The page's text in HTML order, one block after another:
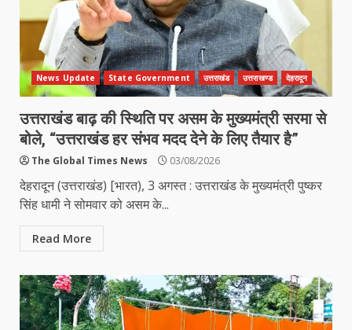
News Update State Government उत्तराखंड उत्तराखण्ड देहरादून
उत्तराखंड बाढ़ की स्थिति पर असम के मुख्यमंत्री सरमा से
बोले, “उत्तराखंड हर संभव मदद देने के लिए तैयार है”
The Global Times News 03/08/2026
देहरादून (उत्तराखंड) [भारत), 3 अगस्त : उत्तराखंड के मुख्यमंत्री पुष्कर
सिंह धामी ने सोमवार को असम के...
Read More